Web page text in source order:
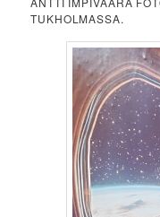
TUKHOLMASSA.